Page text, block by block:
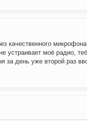
качественного
устраивает моё радио,
день уже второй раз